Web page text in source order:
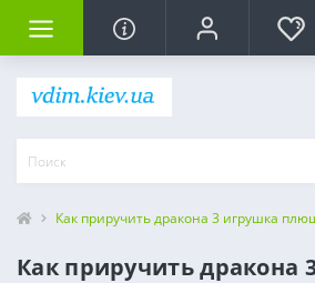
Как приручить дракона 3 игрушка
Как приручить дракона